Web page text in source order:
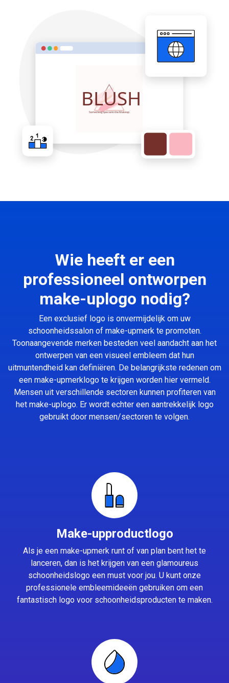
Wie heeft er een
professioneel ontworpen
make-uplogo nodig?
Een exclusief logo is onvermijdelijk om uw
schoonheidssalon of make-upmerk te promoten.
Toonaangevende merken besteden veel aandacht aan het
ontwerpen van een visueel embleem dat hun
uitmuntendheid kan definiëren. De belangrijkste redenen om
een make-upmerklogo te krijgen worden hier vermeld.
Mensen uit verschillende sectoren kunnen profiteren van
het make-uplogo. Er wordt echter een aantrekkelijk logo
gebruikt door mensen/sectoren te volgen.
Make-upproductlogo
Als je een make-upmerk runt of van plan bent het te
lanceren, dan is het krijgen van een glamoureus
schoonheidslogo een must voor jou. U kunt onze
professionele embleemideeën gebruiken om een
fantastisch logo voor schoonheidsproducten te maken.